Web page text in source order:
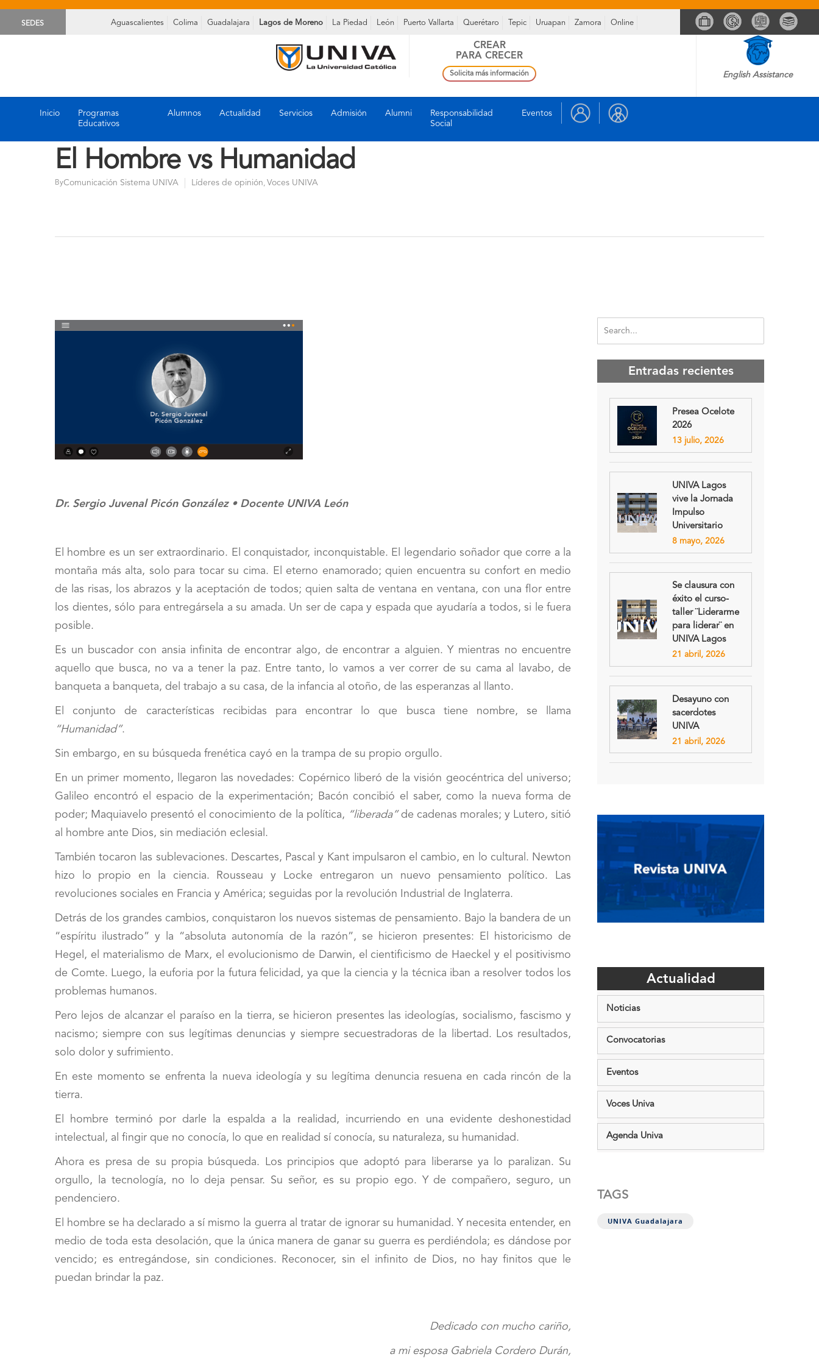
SEDES Aguascalientes Colima Guadalajara Lagos de Moreno La Piedad León Puerto Vallarta Querétaro Tepic Uruapan Zamora Online
CREAR
PARA CRECER
Solicita más información English Assistance
El Hombre vs Humanidad
ByComunicación Sistema UNIVA Líderes de opinión, Voces UNIVA
Inicio
Programas
Educativos
Alumnos Actualidad Servicios Admisión Alumni
Responsabilidad
Social
Eventos
Dr. Sergio Juvenal Picón González • Docente UNIVA León
El hombre es un ser extraordinario. El conquistador, inconquistable. El legendario soñador que corre a la
montaña más alta, solo para tocar su cima. El eterno enamorado; quien encuentra su confort en medio
de las risas, los abrazos y la aceptación de todos; quien salta de ventana en ventana, con una flor entre
los dientes, sólo para entregársela a su amada. Un ser de capa y espada que ayudaría a todos, si le fuera
posible.
Es un buscador con ansia infinita de encontrar algo, de encontrar a alguien. Y mientras no encuentre
aquello que busca, no va a tener la paz. Entre tanto, lo vamos a ver correr de su cama al lavabo, de
banqueta a banqueta, del trabajo a su casa, de la infancia al otoño, de las esperanzas al llanto.
El conjunto de características recibidas para encontrar lo que busca tiene nombre, se llama
“Humanidad”.
Sin embargo, en su búsqueda frenética cayó en la trampa de su propio orgullo.
En un primer momento, llegaron las novedades: Copérnico liberó de la visión geocéntrica del universo;
Galileo encontró el espacio de la experimentación; Bacón concibió el saber, como la nueva forma de
poder; Maquiavelo presentó el conocimiento de la política, “liberada”de cadenas morales; y Lutero, sitió
al hombre ante Dios, sin mediación eclesial.
También tocaron las sublevaciones. Descartes, Pascal y Kant impulsaron el cambio, en lo cultural. Newton
hizo lo propio en la ciencia. Rousseau y Locke entregaron un nuevo pensamiento político. Las
revoluciones sociales en Francia y América; seguidas por la revolución Industrial de Inglaterra.
Detrás de los grandes cambios, conquistaron los nuevos sistemas de pensamiento. Bajo la bandera de un
“espíritu ilustrado” y la “absoluta autonomía de la razón”, se hicieron presentes: El historicismo de
Hegel, el materialismo de Marx, el evolucionismo de Darwin, el cientificismo de Haeckel y el positivismo
de Comte. Luego, la euforia por la futura felicidad, ya que la ciencia y la técnica iban a resolver todos los
problemas humanos.
Pero lejos de alcanzar el paraíso en la tierra, se hicieron presentes las ideologías, socialismo, fascismo y
nacismo; siempre con sus legítimas denuncias y siempre secuestradoras de la libertad. Los resultados,
solo dolor y sufrimiento.
En este momento se enfrenta la nueva ideología y su legítima denuncia resuena en cada rincón de la
tierra.
El hombre terminó por darle la espalda a la realidad, incurriendo en una evidente deshonestidad
intelectual, al fingir que no conocía, lo que en realidad sí conocía, su naturaleza, su humanidad.
Ahora es presa de su propia búsqueda. Los principios que adoptó para liberarse ya lo paralizan. Su
orgullo, la tecnología, no lo deja pensar. Su señor, es su propio ego. Y de compañero, seguro, un
pendenciero.
El hombre se ha declarado a sí mismo la guerra al tratar de ignorar su humanidad. Y necesita entender, en
medio de toda esta desolación, que la única manera de ganar su guerra es perdiéndola; es dándose por
vencido; es entregándose, sin condiciones. Reconocer, sin el infinito de Dios, no hay finitos que le
puedan brindar la paz.
Dedicado con mucho cariño,
a mi esposa Gabriela Cordero Durán,
Entradas recientes
Presea Ocelote
2026
13 julio, 2026
UNIVA Lagos
vive la Jornada
Impulso
Universitario
8 mayo, 2026
Se clausura con
éxito el curso-
taller ¨Liderarme
para liderar¨ en
UNIVA Lagos
21 abril, 2026
Desayuno con
sacerdotes
UNIVA
21 abril, 2026
Actualidad
Noticias
Convocatorias
Eventos
Voces Univa
Agenda Univa
TAGS
UNIVA Guadalajara